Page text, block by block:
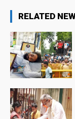
RELATED